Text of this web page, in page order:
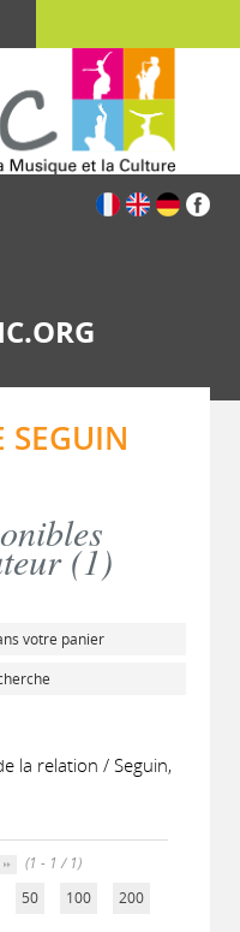
SEGUIN
(1)
votre panier
la relation / Seguin,
(1 - 1 / 1)
50 100 200